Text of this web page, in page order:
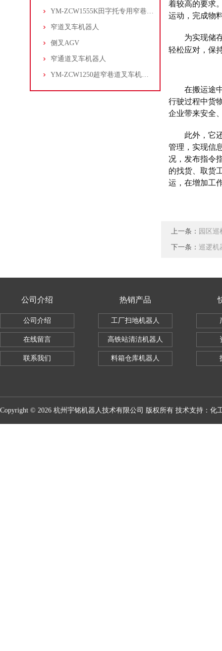
YM-ZCW1555K田字托专用窄巷道叉车机器人
窄道叉车机器人
侧叉AGV
窄通道叉车机器人
YM-ZCW1250超窄巷道叉车机器人
着较高的要求
运动，完成物
为实现储
轻松应对，保
在搬运途
行驶过程中货
企业带来安全
此外，它
管理，实现信
况，发布指令
的找货、取货
运，在增加工
上一条： 园区巡
下一条： 巡逻机
公司介绍
公司介绍
在线留言
联系我们
热销产品
工厂扫地机器人
高铁站清洁机器人
料箱仓库机器人
Copyright © 2026 杭州宇铭机器人技术有限公司 版权所有 技术支持： 化